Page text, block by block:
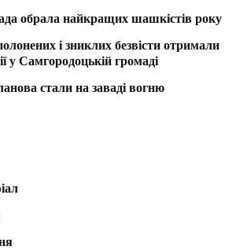
обрала найкращих шашкістів року
і зниклих безвісти отримали
у Самгородоцькій громаді
стали на заваді вогню